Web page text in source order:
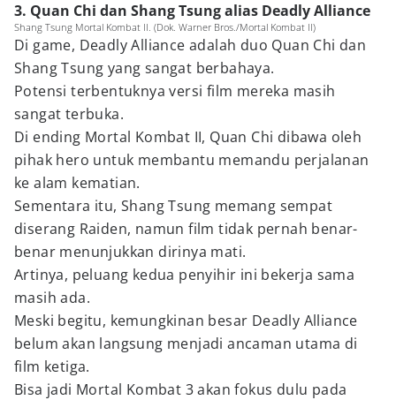
3. Quan Chi dan Shang Tsung alias Deadly Alliance
Shang Tsung Mortal Kombat II. (Dok. Warner Bros./Mortal Kombat II)
Di game, Deadly Alliance adalah duo Quan Chi dan
Shang Tsung yang sangat berbahaya.
Potensi terbentuknya versi film mereka masih
sangat terbuka.
Di ending Mortal Kombat II, Quan Chi dibawa oleh
pihak hero untuk membantu memandu perjalanan
ke alam kematian.
Sementara itu, Shang Tsung memang sempat
diserang Raiden, namun film tidak pernah benar-
benar menunjukkan dirinya mati.
Artinya, peluang kedua penyihir ini bekerja sama
masih ada.
Meski begitu, kemungkinan besar Deadly Alliance
belum akan langsung menjadi ancaman utama di
film ketiga.
Bisa jadi Mortal Kombat 3 akan fokus dulu pada